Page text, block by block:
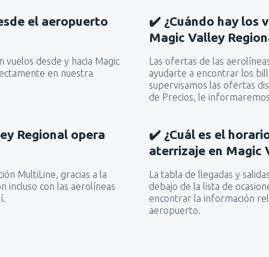
el aeropuerto
vuelos desde y hacia Magic
en nuestra
✔️ ¿Cuándo hay los
Magic Valley
Las ofertas de las
ayudarte a encontrar los
supervisamos las ofertas
de Precios, le
Regional opera
MultiLine, gracias a la
incluso con las aerolíneas
✔️ ¿Cuál es el
aterrizaje en Magic
La tabla de llegadas y
debajo de la lista de
encontrar la información
aeropuerto.